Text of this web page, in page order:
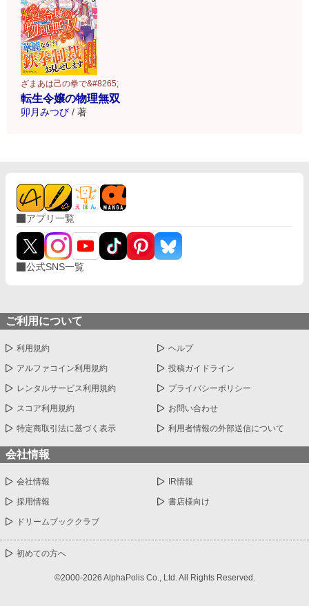
ざまあは己の拳で&#8265;
転生令嬢の物理無双
卯月みつび / 著
アプリ一覧
公式SNS一覧
ご利用について
利用規約 ヘルプ
アルファコイン利用規約 投稿ガイドライン
レンタルサービス利用規約 プライバシーポリシー
スコア利用規約 お問い合わせ
特定商取引法に基づく表示 利用者情報の外部送信について
会社情報
会社情報 IR情報
採用情報 書店様向け
ドリームブッククラブ
初めての方へ
©2000-2026 AlphaPolis Co., Ltd. All Rights Reserved.